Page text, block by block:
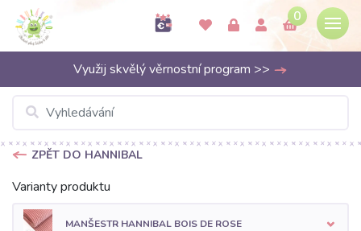
0
Využij skvělý věrnostní program >>
ZPĚT DO HANNIBAL
Varianty produktu
MANŠESTR HANNIBAL BOIS DE ROSE